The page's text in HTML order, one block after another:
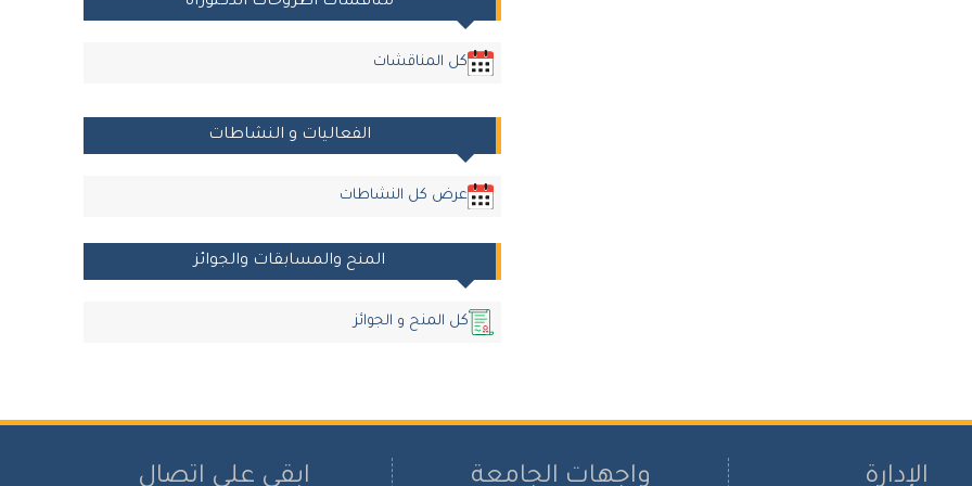
كل المناقشات
الفعاليات و النشاطات
عرض كل النشاطات
المنح والمسابقات والجوائز
كل المنح و الجوائز
الإدارة واجهات الجامعة ابقى على اتصال